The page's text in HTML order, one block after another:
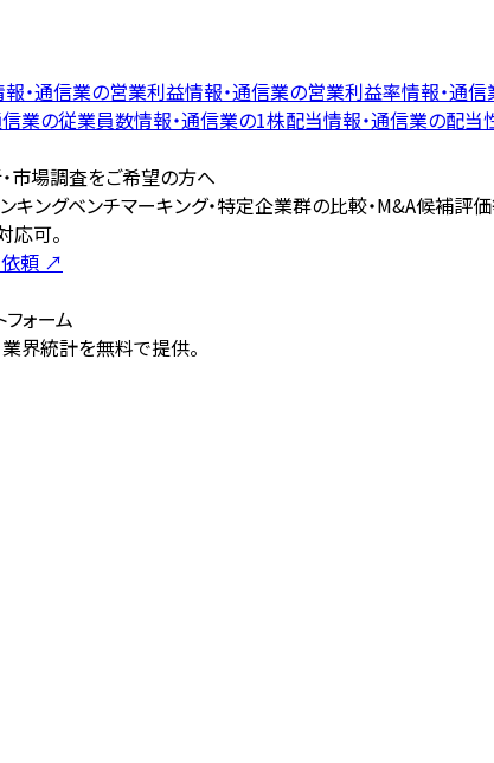
・通信業の営業利益情報・通信業の営業利益率情報・通信
信業の従業員数情報・通信業の1株配当情報・通信業の配当
市場調査をご希望の方へ
ングベンチマーキング・特定企業群の比較・M&A候補評
応可。
頼 ↗
ォーム
界統計を無料で提供。